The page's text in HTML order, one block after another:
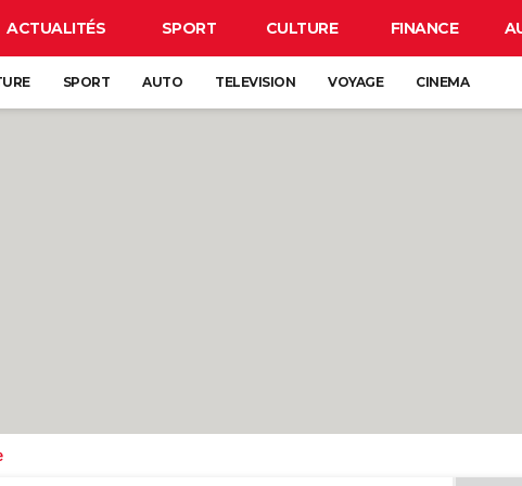
ACTUALITÉS SPORT CULTURE FINANCE
SPORT AUTO TELEVISION VOYAGE CINEMA